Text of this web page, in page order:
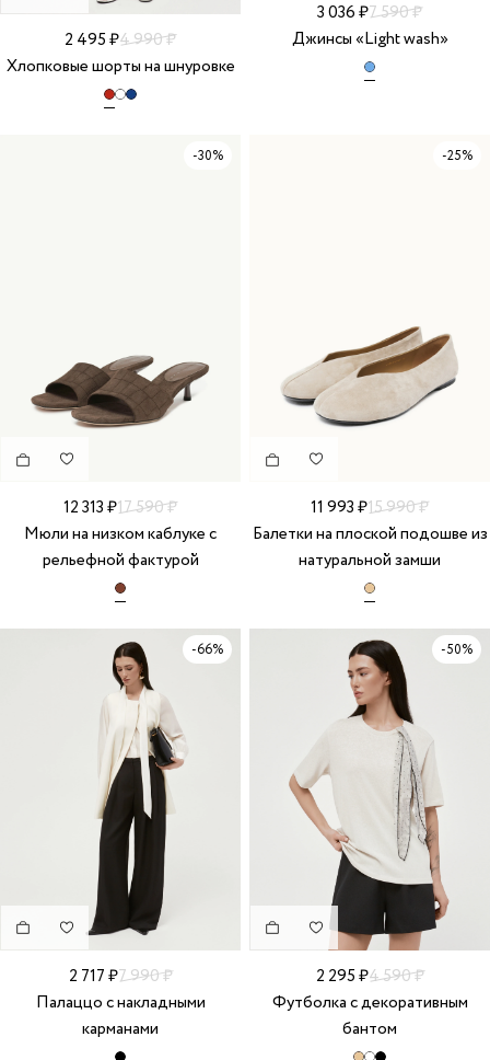
2 495 ₽4 990 ₽
Хлопковые шорты на шнуровке
3 036 ₽7 590 ₽
Джинсы «Light wash»
12 313 ₽17 590 ₽
Мюли на низком каблуке с
рельефной фактурой
-30%
11 993 ₽15 990 ₽
Балетки на плоской подошве из
натуральной замши
-25%
2 717 ₽7 990 ₽
Палаццо с накладными
карманами
-66%
2 295 ₽4 590 ₽
Футболка с декоративным
бантом
-50%